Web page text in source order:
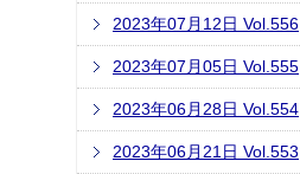
2023年07月12日 Vol.556
2023年07月05日 Vol.555
2023年06月28日 Vol.554
2023年06月21日 Vol.553